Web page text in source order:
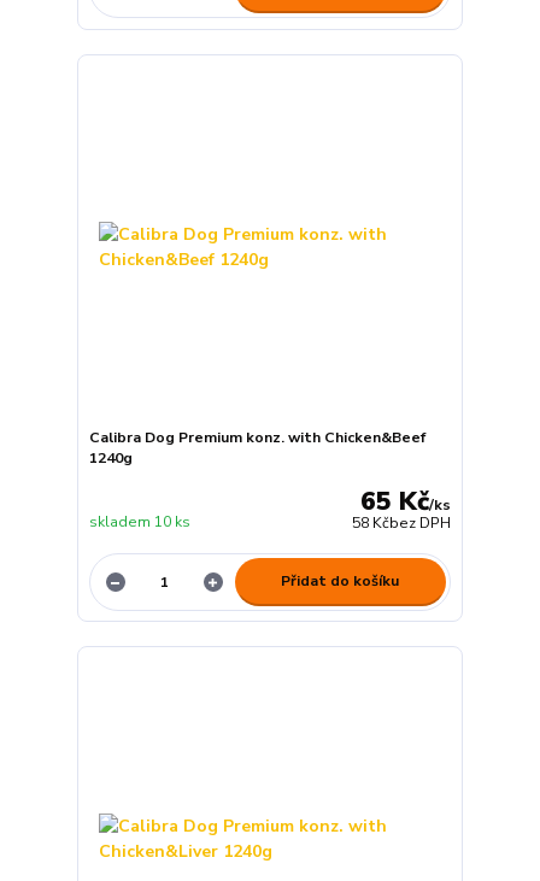
Calibra Dog Premium konz. with Chicken&Beef
1240g
65 Kč/ks
58 Kčbez DPH
skladem 10 ks
Přidat do košíku